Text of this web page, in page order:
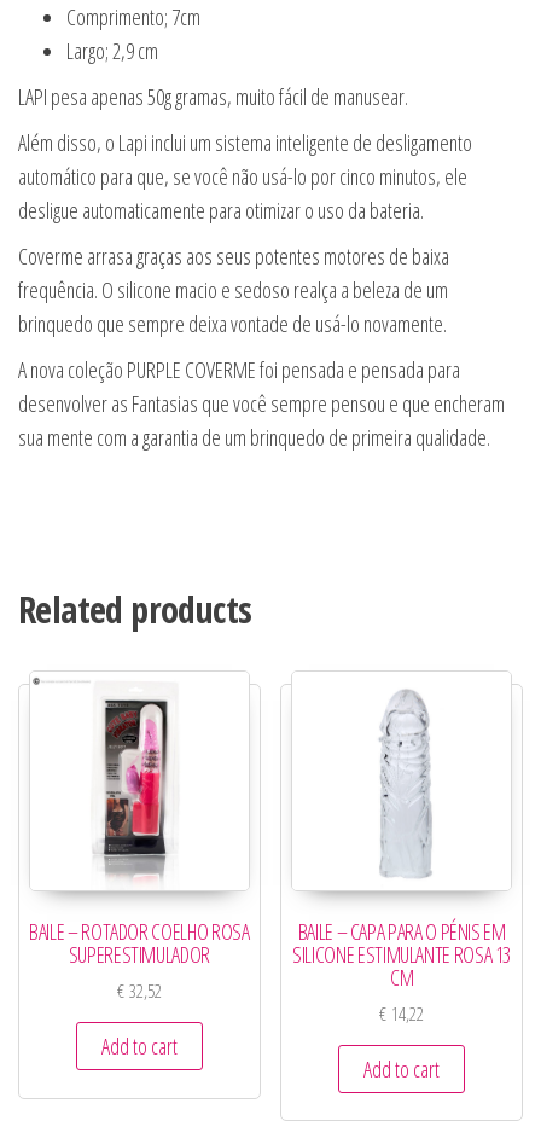
Comprimento; 7cm
Largo; 2,9 cm
LAPI pesa apenas 50g gramas, muito fácil de manusear.
Além disso, o Lapi inclui um sistema inteligente de desligamento
automático para que, se você não usá-lo por cinco minutos, ele
desligue automaticamente para otimizar o uso da bateria.
Coverme arrasa graças aos seus potentes motores de baixa
frequência. O silicone macio e sedoso realça a beleza de um
brinquedo que sempre deixa vontade de usá-lo novamente.
A nova coleção PURPLE COVERME foi pensada e pensada para
desenvolver as Fantasias que você sempre pensou e que encheram
sua mente com a garantia de um brinquedo de primeira qualidade.
Related products
BAILE – ROTADOR COELHO ROSA
SUPERESTIMULADOR
€32,52
Add to cart
BAILE – CAPA PARA O PÉNIS EM
SILICONE ESTIMULANTE ROSA 13
CM
€ 14,22
Add to cart